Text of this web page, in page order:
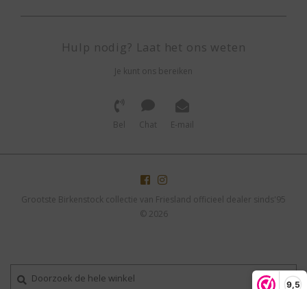
9,5
Hulp nodig? Laat het ons weten
Je kunt ons bereiken
Bel Chat E-mail
Grootste Birkenstock collectie van Friesland officieel dealer sinds'95
© 2026